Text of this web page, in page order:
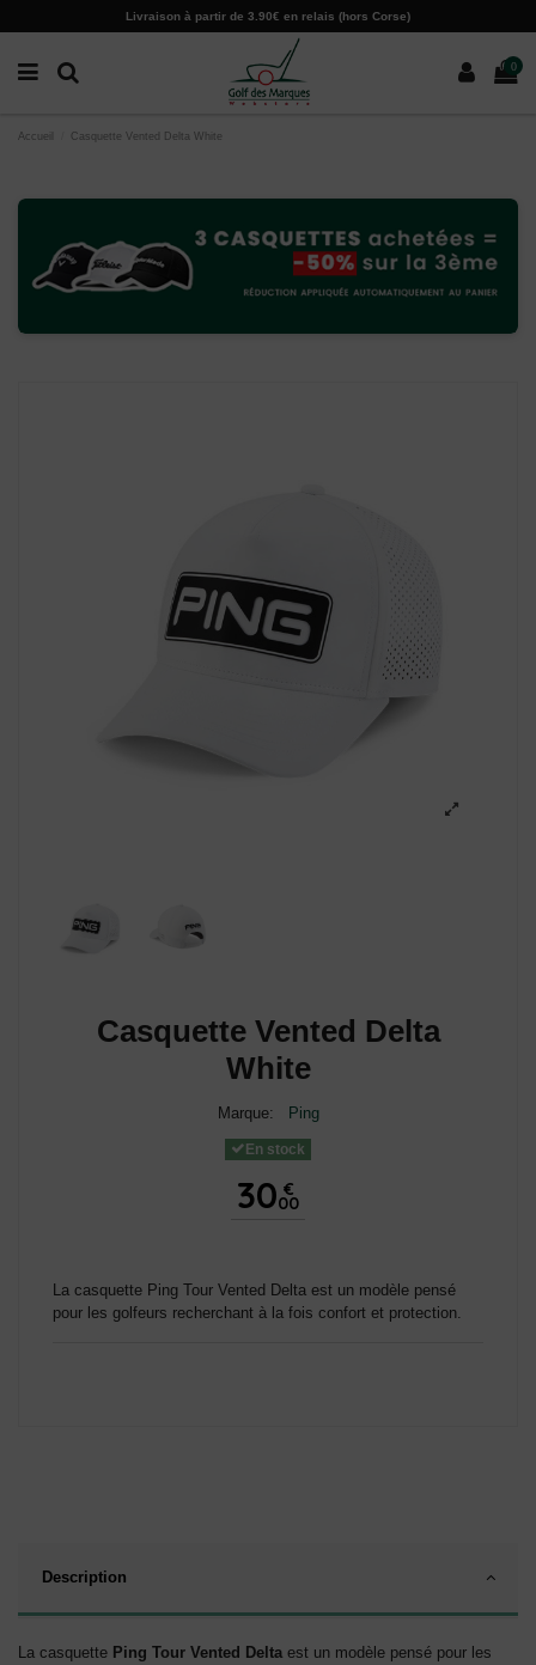
Livraison à partir de 3.90€ en relais (hors Corse)
0
Accueil Casquette Vented Delta White
Casquette Vented Delta
White
Marque: Ping
En stock
30 €
00
La casquette Ping Tour Vented Delta est un modèle pensé
pour les golfeurs recherchant à la fois confort et protection.
Description
La casquette Ping Tour Vented Delta est un modèle pensé pour les
Paramètres des cookies